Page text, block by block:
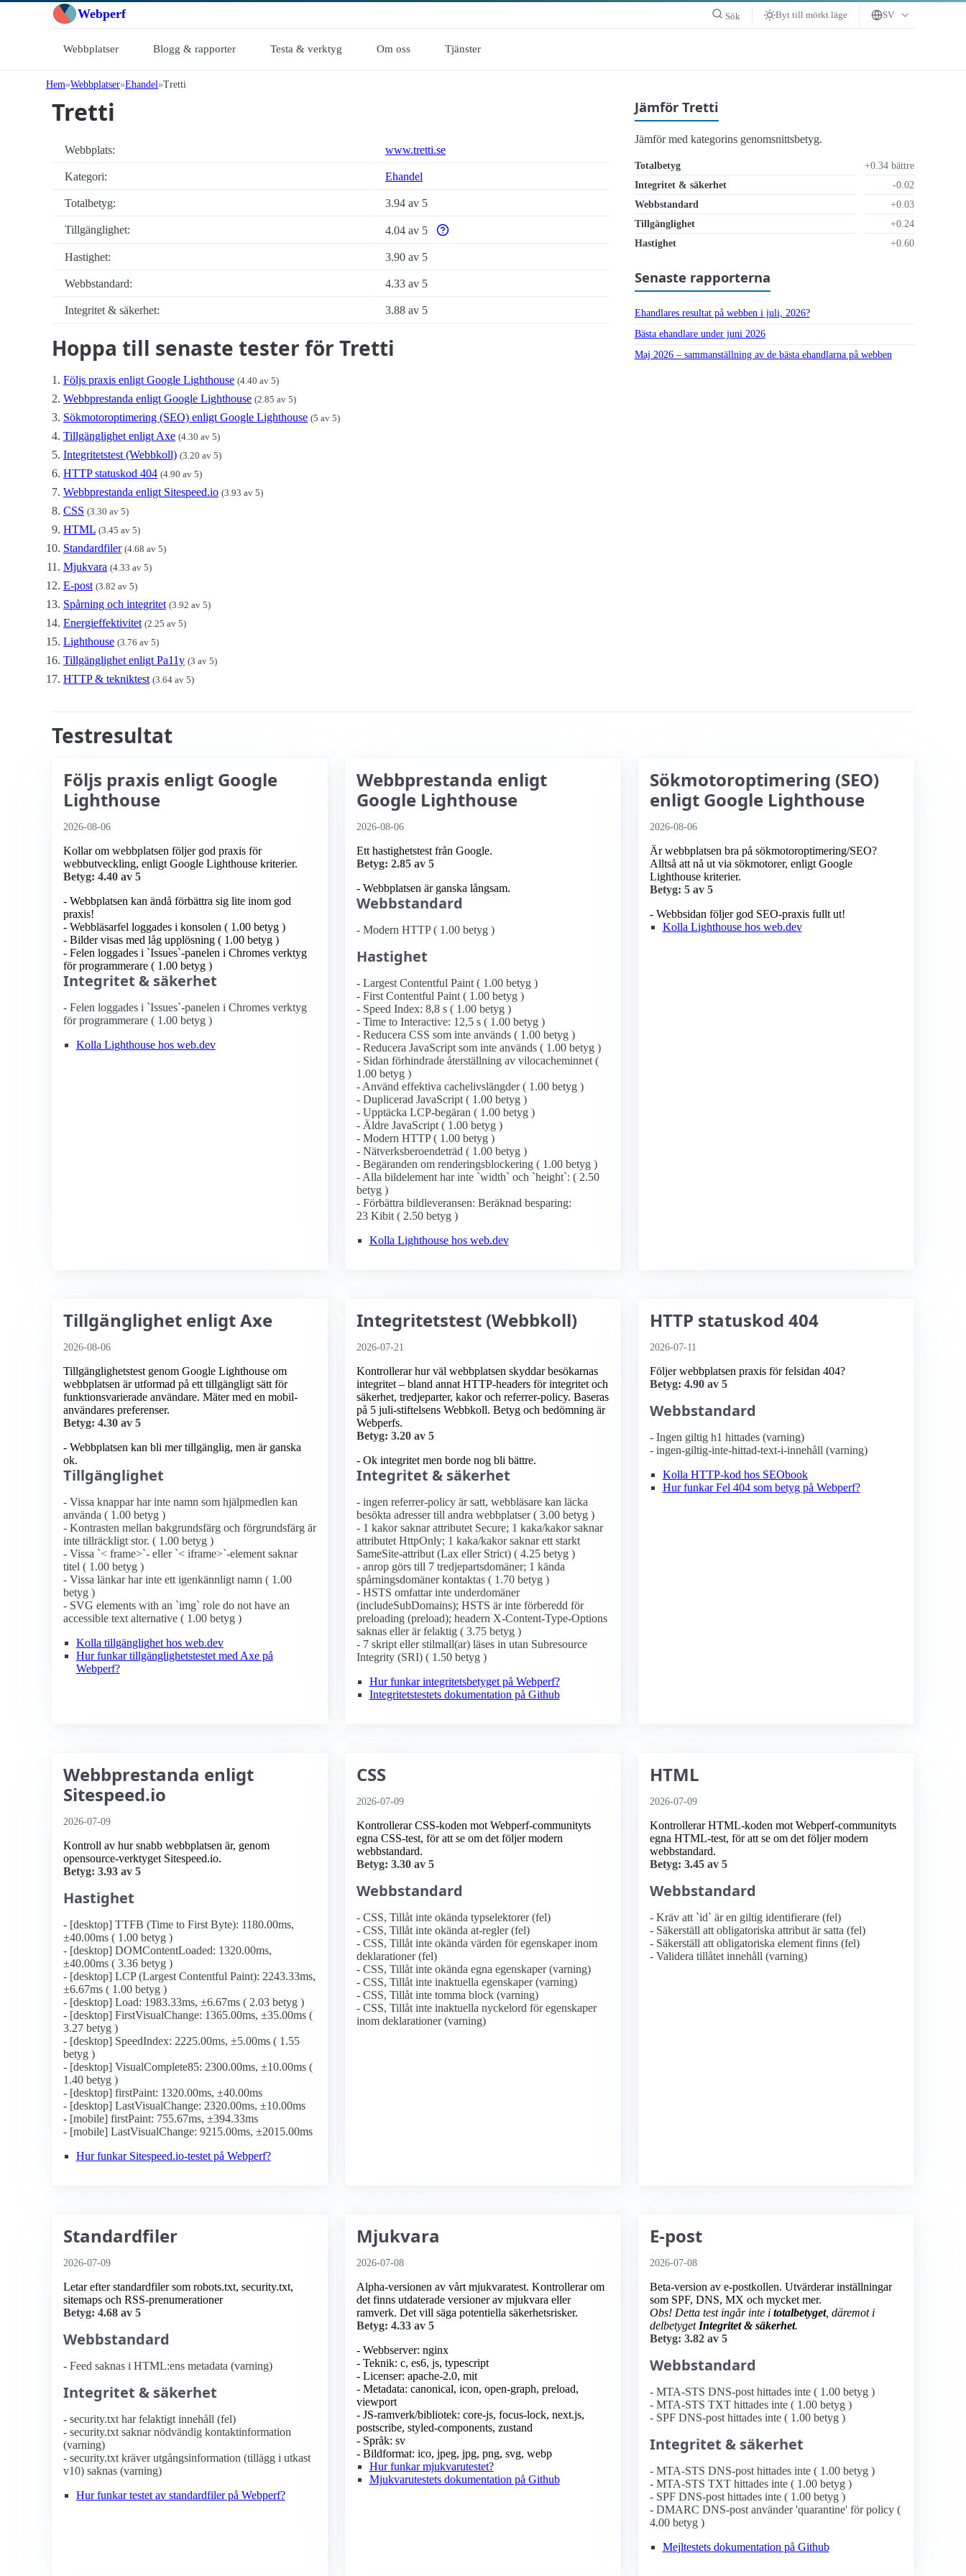
Webperf Sök Byt till mörkt läge SV
Webbplatser Blogg & rapporter Testa & verktyg Om oss Tjänster
Hem Webbplatser Ehandel Tretti
Tretti
Webbplats: www.tretti.se
Kategori: Ehandel
Totalbetyg: 3.94 av 5
Tillgänglighet: 4.04 av 5
Varför enbart automatiska tillgänglighetstester är otillräckligt
Hastighet:
3.90 av 5
Webbstandard: 4.33 av 5
Integritet & säkerhet: 3.88 av 5
Hoppa till senaste tester för Tretti
Följs praxis enligt Google Lighthouse (4.40 av 5)
Webbprestanda enligt Google Lighthouse (2.85 av 5)
Sökmotoroptimering (SEO) enligt Google Lighthouse (5 av 5)
Tillgänglighet enligt Axe (4.30 av 5)
Integritetstest (Webbkoll) (3.20 av 5)
HTTP statuskod 404 (4.90 av 5)
Webbprestanda enligt Sitespeed.io (3.93 av 5)
CSS (3.30 av 5)
HTML (3.45 av 5)
Standardfiler (4.68 av 5)
Mjukvara (4.33 av 5)
E-post (3.82 av 5)
Spårning och integritet (3.92 av 5)
Energieffektivitet (2.25 av 5)
Lighthouse (3.76 av 5)
Tillgänglighet enligt Pa11y (3 av 5)
HTTP & tekniktest (3.64 av 5)
Jämför Tretti
Jämför med kategorins genomsnittsbetyg.
Totalbetyg
+0.34 bättre
Integritet & säkerhet
-0.02
Webbstandard
+0.03
Tillgänglighet
+0.24
Hastighet
+0.60
Senaste rapporterna
Ehandlares resultat på webben i juli, 2026?
Bästa ehandlare under juni 2026
Maj 2026 – sammanställning av de bästa ehandlarna på webben
Testresultat
Följs praxis enligt Google
Lighthouse
2026-08-06
Kollar om webbplatsen följer god praxis för
webbutveckling, enligt Google Lighthouse kriterier.
Betyg: 4.40 av 5
- Webbplatsen kan ändå förbättra sig lite inom god
praxis!
- Webbläsarfel loggades i konsolen ( 1.00 betyg )
- Bilder visas med låg upplösning ( 1.00 betyg )
- Felen loggades i `Issues`-panelen i Chromes verktyg
för programmerare ( 1.00 betyg )
Integritet & säkerhet
- Felen loggades i `Issues`-panelen i Chromes verktyg
för programmerare ( 1.00 betyg )
Kolla Lighthouse hos web.dev
Webbprestanda enligt
Google Lighthouse
2026-08-06
Ett hastighetstest från Google.
Betyg: 2.85 av 5
- Webbplatsen är ganska långsam.
Webbstandard
- Modern HTTP ( 1.00 betyg )
Hastighet
- Largest Contentful Paint ( 1.00 betyg )
- First Contentful Paint ( 1.00 betyg )
- Speed Index: 8,8 s ( 1.00 betyg )
- Time to Interactive: 12,5 s ( 1.00 betyg )
- Reducera CSS som inte används ( 1.00 betyg )
- Reducera JavaScript som inte används ( 1.00 betyg )
- Sidan förhindrade återställning av vilocacheminnet (
1.00 betyg )
- Använd effektiva cachelivslängder ( 1.00 betyg )
- Duplicerad JavaScript ( 1.00 betyg )
- Upptäcka LCP-begäran ( 1.00 betyg )
- Äldre JavaScript ( 1.00 betyg )
- Modern HTTP ( 1.00 betyg )
- Nätverksberoendeträd ( 1.00 betyg )
- Begäranden om renderingsblockering ( 1.00 betyg )
- Alla bildelement har inte `width` och `height`: ( 2.50
betyg )
- Förbättra bildleveransen: Beräknad besparing:
23 Kibit ( 2.50 betyg )
Kolla Lighthouse hos web.dev
Sökmotoroptimering (SEO)
enligt Google Lighthouse
2026-08-06
Är webbplatsen bra på sökmotoroptimering/SEO?
Alltså att nå ut via sökmotorer, enligt Google
Lighthouse kriterier.
Betyg: 5 av 5
- Webbsidan följer god SEO-praxis fullt ut!
Kolla Lighthouse hos web.dev
Tillgänglighet enligt Axe
2026-08-06
Tillgänglighetstest genom Google Lighthouse om
webbplatsen är utformad på ett tillgängligt sätt för
funktionsvarierade användare. Mäter med en mobil­
användares preferenser.
Betyg: 4.30 av 5
- Webbplatsen kan bli mer tillgänglig, men är ganska
ok.
Tillgänglighet
- Vissa knappar har inte namn som hjälpmedlen kan
använda ( 1.00 betyg )
- Kontrasten mellan bakgrundsfärg och förgrundsfärg är
inte tillräckligt stor. ( 1.00 betyg )
- Vissa `< frame>`- eller `< iframe>`-element saknar
titel ( 1.00 betyg )
- Vissa länkar har inte ett igenkännligt namn ( 1.00
betyg )
- SVG elements with an `img` role do not have an
accessible text alternative ( 1.00 betyg )
Kolla tillgänglighet hos web.dev
Hur funkar tillgänglighetstestet med Axe på
Webperf?
Integritetstest (Webbkoll)
2026-07-21
Kontrollerar hur väl webbplatsen skyddar besökarnas
integritet – bland annat HTTP-headers för integritet och
säkerhet, tredjeparter, kakor och referrer-policy. Baseras
på 5 juli-stiftelsens Webbkoll. Betyg och bedömning är
Webperfs.
Betyg: 3.20 av 5
- Ok integritet men borde nog bli bättre.
Integritet & säkerhet
- ingen referrer-policy är satt, webbläsare kan läcka
besökta adresser till andra webbplatser ( 3.00 betyg )
- 1 kakor saknar attributet Secure; 1 kaka/kakor saknar
attributet HttpOnly; 1 kaka/kakor saknar ett starkt
SameSite-attribut (Lax eller Strict) ( 4.25 betyg )
- anrop görs till 7 tredjepartsdomäner; 1 kända
spårningsdomäner kontaktas ( 1.70 betyg )
- HSTS omfattar inte underdomäner
(includeSubDomains); HSTS är inte förberedd för
preloading (preload); headern X-Content-Type-Options
saknas eller är felaktig ( 3.75 betyg )
- 7 skript eller stilmall(ar) läses in utan Subresource
Integrity (SRI) ( 1.50 betyg )
Hur funkar integritetsbetyget på Webperf?
Integritetstestets dokumentation på Github
HTTP statuskod 404
2026-07-11
Följer webbplatsen praxis för felsidan 404?
Betyg: 4.90 av 5
Webbstandard
- Ingen giltig h1 hittades (varning)
- ingen-giltig-inte-hittad-text-i-innehåll (varning)
Kolla HTTP-kod hos SEObook
Hur funkar Fel 404 som betyg på Webperf?
Webbprestanda enligt
Sitespeed.io
2026-07-09
Kontroll av hur snabb webbplatsen är, genom
opensource-verktyget Sitespeed.io.
Betyg: 3.93 av 5
Hastighet
- [desktop] TTFB (Time to First Byte): 1180.00ms,
±40.00ms ( 1.00 betyg )
- [desktop] DOMContentLoaded: 1320.00ms,
±40.00ms ( 3.36 betyg )
- [desktop] LCP (Largest Contentful Paint): 2243.33ms,
±6.67ms ( 1.00 betyg )
- [desktop] Load: 1983.33ms, ±6.67ms ( 2.03 betyg )
- [desktop] FirstVisualChange: 1365.00ms, ±35.00ms (
3.27 betyg )
- [desktop] SpeedIndex: 2225.00ms, ±5.00ms ( 1.55
betyg )
- [desktop] VisualComplete85: 2300.00ms, ±10.00ms (
1.40 betyg )
- [desktop] firstPaint: 1320.00ms, ±40.00ms
- [desktop] LastVisualChange: 2320.00ms, ±10.00ms
- [mobile] firstPaint: 755.67ms, ±394.33ms
- [mobile] LastVisualChange: 9215.00ms, ±2015.00ms
Hur funkar Sitespeed.io-testet på Webperf?
CSS
2026-07-09
Kontrollerar CSS-koden mot Webperf-communityts
egna CSS-test, för att se om det följer modern
webbstandard.
Betyg: 3.30 av 5
Webbstandard
- CSS, Tillåt inte okända typselektorer (fel)
- CSS, Tillåt inte okända at-regler (fel)
- CSS, Tillåt inte okända värden för egenskaper inom
deklarationer (fel)
- CSS, Tillåt inte okända egna egenskaper (varning)
- CSS, Tillåt inte inaktuella egenskaper (varning)
- CSS, Tillåt inte tomma block (varning)
- CSS, Tillåt inte inaktuella nyckelord för egenskaper
inom deklarationer (varning)
HTML
2026-07-09
Kontrollerar HTML-koden mot Webperf-communityts
egna HTML-test, för att se om det följer modern
webbstandard.
Betyg: 3.45 av 5
Webbstandard
- Kräv att `id` är en giltig identifierare (fel)
- Säkerställ att obligatoriska attribut är satta (fel)
- Säkerställ att obligatoriska element finns (fel)
- Validera tillåtet innehåll (varning)
Standardfiler
2026-07-09
Letar efter standardfiler som robots.txt, security.txt,
sitemaps och RSS-prenumerationer
Betyg: 4.68 av 5
Webbstandard
- Feed saknas i HTML:ens metadata (varning)
Integritet & säkerhet
- security.txt har felaktigt innehåll (fel)
- security.txt saknar nödvändig kontaktinformation
(varning)
- security.txt kräver utgångsinformation (tillägg i utkast
v10) saknas (varning)
Hur funkar testet av standardfiler på Webperf?
Mjukvara
2026-07-08
Alpha-versionen av vårt mjukvaratest. Kontrollerar om
det finns utdaterade versioner av mjukvara eller
ramverk. Det vill säga potentiella säkerhetsrisker.
Betyg: 4.33 av 5
- Webbserver: nginx
- Teknik: c, es6, js, typescript
- Licenser: apache-2.0, mit
- Metadata: canonical, icon, open-graph, preload,
viewport
- JS-ramverk/bibliotek: core-js, focus-lock, next.js,
postscribe, styled-components, zustand
- Språk: sv
- Bildformat: ico, jpeg, jpg, png, svg, webp
Hur funkar mjukvarutestet?
Mjukvarutestets dokumentation på Github
E-post
2026-07-08
Beta-version av e-postkollen. Utvärderar inställningar
som SPF, DNS, MX och mycket mer.
Obs! Detta test ingår inte i totalbetyget, däremot i
delbetyget Integritet & säkerhet.
Betyg: 3.82 av 5
Webbstandard
- MTA-STS DNS-post hittades inte ( 1.00 betyg )
- MTA-STS TXT hittades inte ( 1.00 betyg )
- SPF DNS-post hittades inte ( 1.00 betyg )
Integritet & säkerhet
- MTA-STS DNS-post hittades inte ( 1.00 betyg )
- MTA-STS TXT hittades inte ( 1.00 betyg )
- SPF DNS-post hittades inte ( 1.00 betyg )
- DMARC DNS-post använder 'quarantine' för policy (
4.00 betyg )
Mejltestets dokumentation på Github